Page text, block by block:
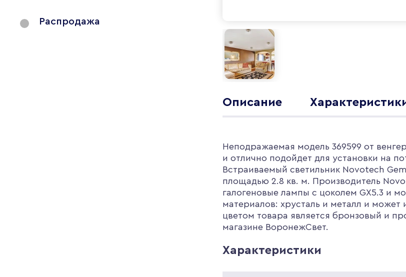
Распродажа
Описание
Неподражаемая модель 369599 от
и отлично подойдет для установки на
Встраиваемый светильник Novotech
площадью 2.8 кв. м. Производитель
галогеновые лампы с цоколем GX5.3 и
материалов: хрусталь и металл и может
цветом товара является бронзовый и
магазине ВоронежСвет.
Характеристики